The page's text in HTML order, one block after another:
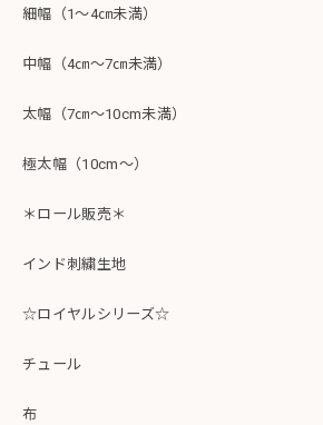
細幅（1～4㎝未満）
中幅（4㎝～7㎝未満）
太幅（7㎝～10cm未満）
極太幅（10cm～）
＊ロール販売＊
インド刺繍生地
☆ロイヤルシリーズ☆
チュール
布